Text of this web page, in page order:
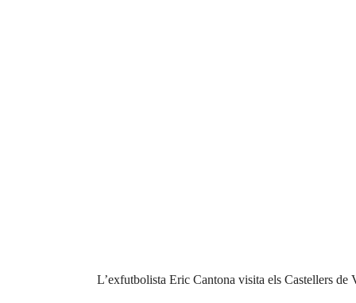
L’exfutbolista Eric Cantona visita els Castellers de